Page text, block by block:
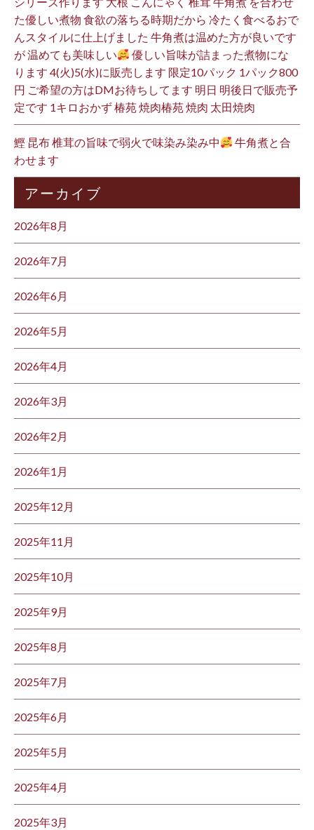
た優しい煮物 食欲の落ちる時期だから 冷たく食べるおで
んスタイルに仕上げました 牛角煮は温めた方が良いです
が 温めても美味しい
優しい旨味が詰まった煮物にな
ります 4(火)5(水)に販売します 限定10パック 1パック800
円 ご希望の方はDMお待ちしてます 明日 明後日で販売予
定です 1キロおかず 椿苑 焼肉椿苑 焼肉 太田焼肉
鰹 昆布 椎茸の旨味で弱火で味染み染み中
牛角煮と合
わせます
アーカイブ
2026年8月
2026年7月
2026年6月
2026年5月
2026年4月
2026年3月
2026年2月
2026年1月
2025年12月
2025年11月
2025年10月
2025年9月
2025年8月
2025年7月
2025年6月
2025年5月
2025年4月
2025年3月